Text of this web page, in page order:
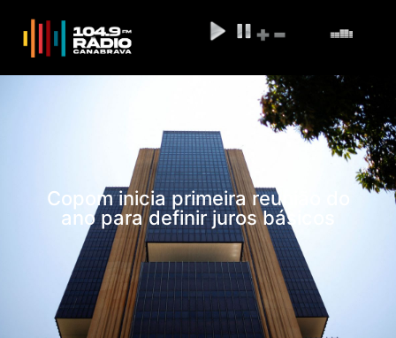
Copom inicia primeira reunião do
ano para definir juros básicos